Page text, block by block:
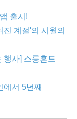
출시!
진 계절'의 시월의
행사] 스릉흔드
에서 5년째